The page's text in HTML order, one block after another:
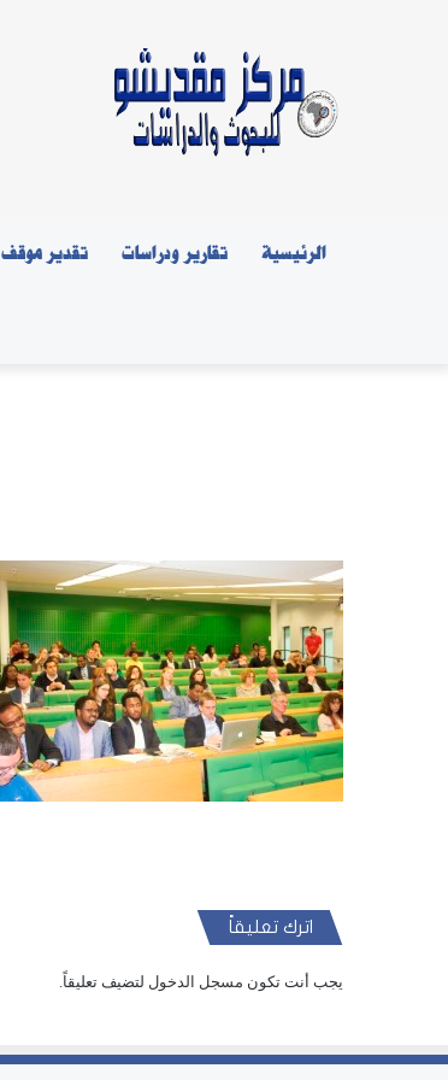
الرئيسية تقارير ودراسات تقدير موقف
اترك تعليقاً
يجب أنت تكون مسجل الدخول لتضيف تعليقاً.